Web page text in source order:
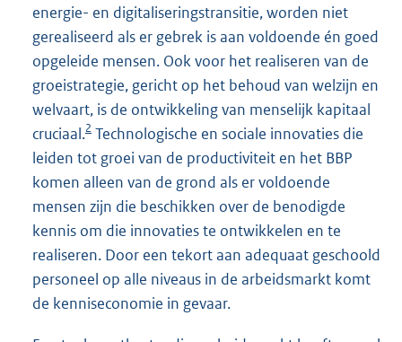
energie- en digitaliseringstransitie, worden niet
gerealiseerd als er gebrek is aan voldoende én goed
opgeleide mensen. Ook voor het realiseren van de
groeistrategie, gericht op het behoud van welzijn en
welvaart, is de ontwikkeling van menselijk kapitaal
cruciaal.2 Technologische en sociale innovaties die
leiden tot groei van de productiviteit en het BBP
komen alleen van de grond als er voldoende
mensen zijn die beschikken over de benodigde
kennis om die innovaties te ontwikkelen en te
realiseren. Door een tekort aan adequaat geschoold
personeel op alle niveaus in de arbeidsmarkt komt
de kenniseconomie in gevaar.